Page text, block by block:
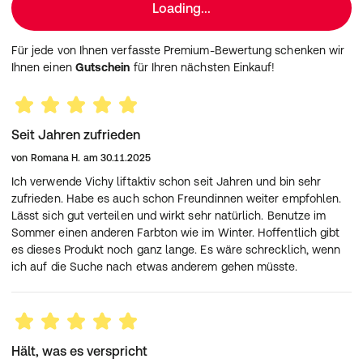
DIMETHICONE • COPERNICIA CERIFERA CERA /
GUM • RHAMNOSE • ALUMINUM HYDROXIDE •
PHENOXYETHANOL • MAGNESIUM SULFATE •
HYDROLYZED SOY PROTEIN • ACRYLATES COPOLYMER
OXYCHLORIDE • CI 77491, CI 77492, CI 77499 / IRON
OXIDES
TSA 75000 93584 ST OUEN CEDEX FR.
France
fragen@loreal-group.com
Loading...
Für jede von Ihnen verfasste Premium-Bewertung schenken wir
Ihnen einen Gutschein für Ihren nächsten Einkauf!
Seit Jahren zufrieden
von Romana H. am 30.11.2025
Ich verwende Vichy liftaktiv schon seit Jahren und bin sehr
zufrieden. Habe es auch schon Freundinnen weiter empfohlen.
Lässt sich gut verteilen und wirkt sehr natürlich. Benutze im
Sommer einen anderen Farbton wie im Winter. Hoffentlich gibt
es dieses Produkt noch ganz lange. Es wäre schrecklich, wenn
ich auf die Suche nach etwas anderem gehen müsste.
Hält, was es verspricht